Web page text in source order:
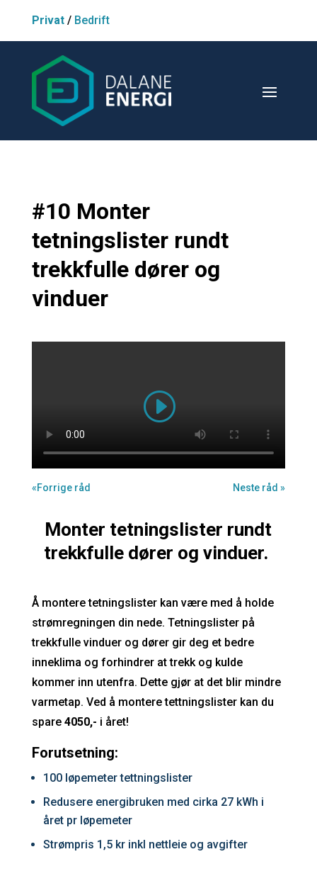
Privat/ Bedrift
#10 Monter
tetningslister rundt
trekkfulle dører og
vinduer
«Forrige råd Neste råd »
Monter tetningslister rundt
trekkfulle dører og vinduer.
Å montere tetningslister kan være med å holde
strømregningen din nede. Tetningslister på
trekkfulle vinduer og dører gir deg et bedre
inneklima og forhindrer at trekk og kulde
kommer inn utenfra. Dette gjør at det blir mindre
varmetap. Ved å montere tettningslister kan du
spare 4050,- i året!
Forutsetning:
100 løpemeter tettningslister
Redusere energibruken med cirka 27 kWh i
året pr løpemeter
Strømpris 1,5 kr inkl nettleie og avgifter